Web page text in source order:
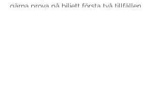
gärna prova på biljett första två tillfällen